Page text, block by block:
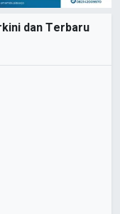
dan Terbaru